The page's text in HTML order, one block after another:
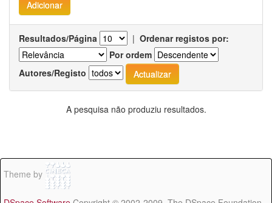
Resultados/Página | Ordenar registos por:
Por ordem
Autores/Registo
A pesquisa não produziu resultados.
Theme by